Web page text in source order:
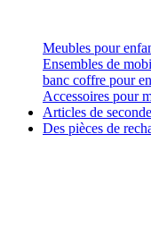
Meubles pour
Ensembles de
banc coffre pour
Accessoires pour
Articles de
Des pièces de